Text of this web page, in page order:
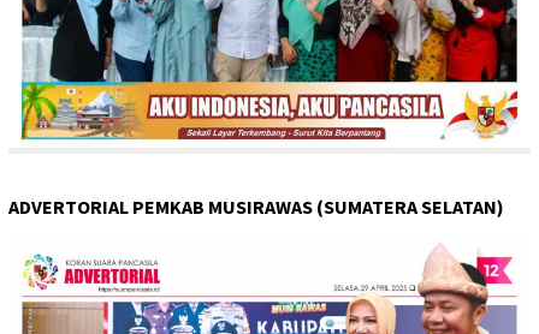
ADVERTORIAL PEMKAB MUSIRAWAS (SUMATERA SELATAN)